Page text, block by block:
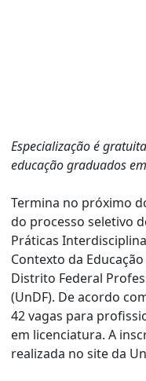
Especialização é
educação graduados
Termina no próximo
do processo seletivo
Práticas
Contexto da
Distrito Federal
(UnDF). De acordo
42 vagas para
em licenciatura. A
realizada no site da